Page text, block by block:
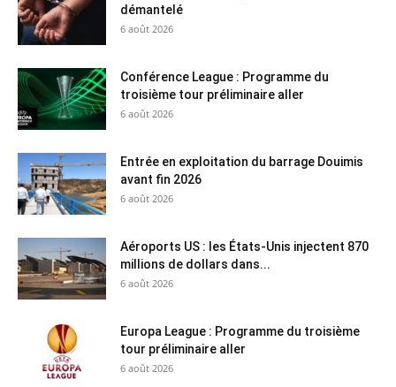
démantelé
6 août 2026
Conférence League : Programme du
troisième tour préliminaire aller
6 août 2026
Entrée en exploitation du barrage Douimis
avant fin 2026
6 août 2026
Aéroports US : les États-Unis injectent 870
millions de dollars dans...
6 août 2026
Europa League : Programme du troisième
tour préliminaire aller
6 août 2026